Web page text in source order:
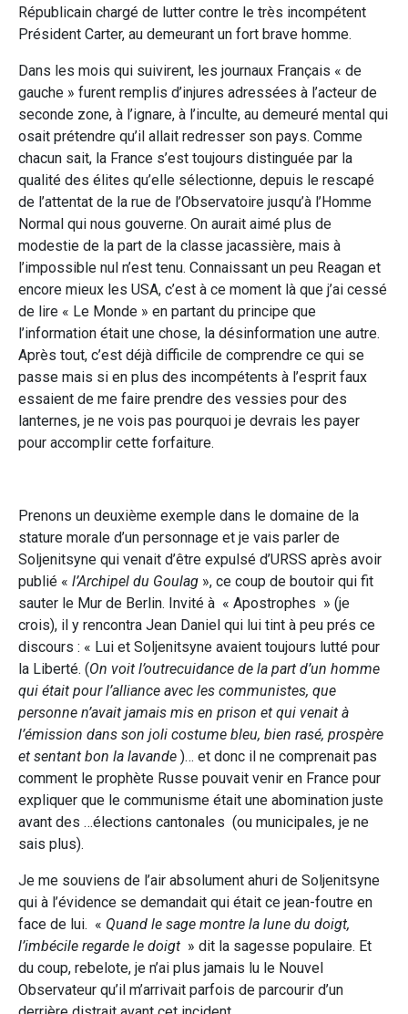
Républicain chargé de lutter contre le très incompétent
Président Carter, au demeurant un fort brave homme.
Dans les mois qui suivirent, les journaux Français « de
gauche » furent remplis d’injures adressées à l’acteur de
seconde zone, à l’ignare, à l’inculte, au demeuré mental qui
osait prétendre qu’il allait redresser son pays. Comme
chacun sait, la France s’est toujours distinguée par la
qualité des élites qu’elle sélectionne, depuis le rescapé
de l’attentat de la rue de l’Observatoire jusqu’à l’Homme
Normal qui nous gouverne. On aurait aimé plus de
modestie de la part de la classe jacassière, mais à
l’impossible nul n’est tenu. Connaissant un peu Reagan et
encore mieux les USA, c’est à ce moment là que j’ai cessé
de lire « Le Monde » en partant du principe que
l’information était une chose, la désinformation une autre.
Après tout, c’est déjà difficile de comprendre ce qui se
passe mais si en plus des incompétents à l’esprit faux
essaient de me faire prendre des vessies pour des
lanternes, je ne vois pas pourquoi je devrais les payer
pour accomplir cette forfaiture.
Prenons un deuxième exemple dans le domaine de la
stature morale d’un personnage et je vais parler de
Soljenitsyne qui venait d’être expulsé d’URSS après avoir
publié « l’Archipel du Goulag », ce coup de boutoir qui fit
sauter le Mur de Berlin. Invité à « Apostrophes » (je
crois), il y rencontra Jean Daniel qui lui tint à peu prés ce
discours : « Lui et Soljenitsyne avaient toujours lutté pour
la Liberté. (On voit l’outrecuidance de la part d’un homme
qui était pour l’alliance avec les communistes, que
personne n’avait jamais mis en prison et qui venait à
l’émission dans son joli costume bleu, bien rasé, prospère
et sentant bon la lavande )… et donc il ne comprenait pas
comment le prophète Russe pouvait venir en France pour
expliquer que le communisme était une abomination juste
avant des …élections cantonales (ou municipales, je ne
sais plus).
Je me souviens de l’air absolument ahuri de Soljenitsyne
qui à l’évidence se demandait qui était ce jean-foutre en
face de lui. « Quand le sage montre la lune du doigt,
l’imbécile regarde le doigt » dit la sagesse populaire. Et
du coup, rebelote, je n’ai plus jamais lu le Nouvel
Observateur qu’il m’arrivait parfois de parcourir d’un